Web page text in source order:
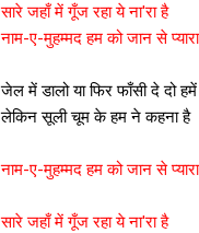
सारे जहाँ में गूँज रहा ये ना'रा है
नाम-ए-मुहम्मद हम को जान से
जेल में डालो या फिर फाँसी दे दो हमें
लेकिन सूली चूम के हम ने कहना है
नाम-ए-मुहम्मद हम को जान से
सारे जहाँ में गूँज रहा ये ना'रा है